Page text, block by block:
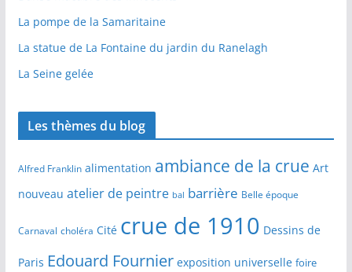
La pompe de la Samaritaine
La statue de La Fontaine du jardin du Ranelagh
La Seine gelée
Les thèmes du blog
Alfred Franklin alimentation ambiance de la crue Art
nouveau atelier de peintre bal barrière Belle époque
Carnaval choléra Cité crue de 1910 Dessins de
Paris Edouard Fournier exposition universelle foire